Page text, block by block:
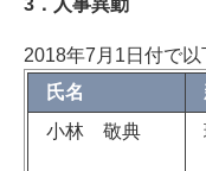
3．人事異動
2018年7月1日付で以
氏名
小林 敬典